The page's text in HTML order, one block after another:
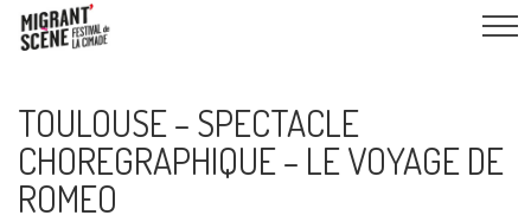
TOULOUSE – SPECTACLE
CHOREGRAPHIQUE – LE VOYAGE DE
ROMEO